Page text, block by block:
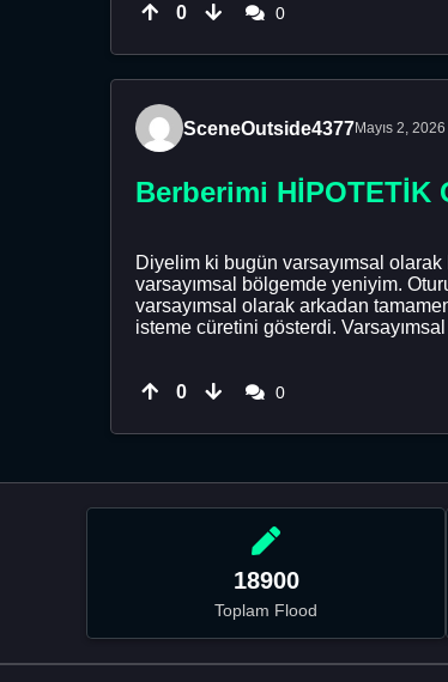
0 0
SceneOutside4377Mayıs 2, 2026
Berberimi
Diyelim ki bugün varsayımsal
varsayımsal bölgemde yeniyim.
varsayımsal olarak arkadan
isteme cüretini gösterdi.
0 0
18900
Toplam Flood